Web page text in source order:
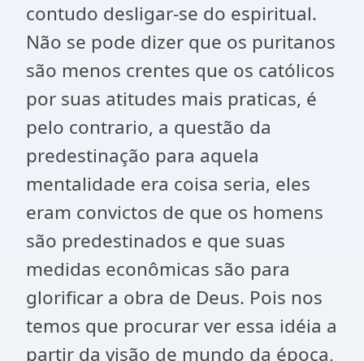
contudo desligar-se do espiritual.
Não se pode dizer que os puritanos
são menos crentes que os católicos
por suas atitudes mais praticas, é
pelo contrario, a questão da
predestinação para aquela
mentalidade era coisa seria, eles
eram convictos de que os homens
são predestinados e que suas
medidas econômicas são para
glorificar a obra de Deus. Pois nos
temos que procurar ver essa idéia a
partir da visão de mundo da época,